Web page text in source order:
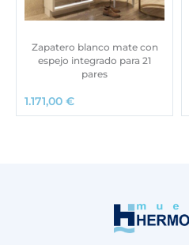
Zapatero blanco mate con
espejo integrado para 21
pares
1.171,00 €